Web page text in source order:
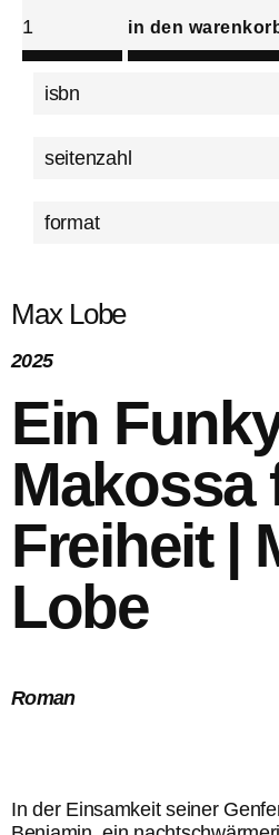
Max Lobe
2025
Ein
Makossa
Freiheit |
Lobe
Roman
In der Einsamkeit seiner
in den
isbn
seitenzahl
format